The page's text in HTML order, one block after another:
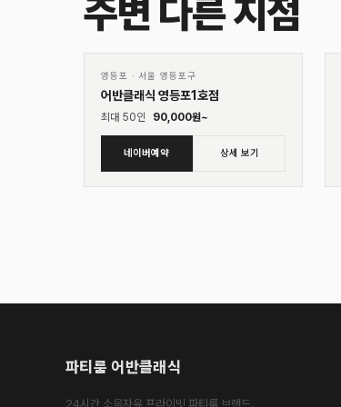
주변 다른 지점
01
영등포 · 서울 영등포구
어반클래식 영등포1호점
최대 50인 90,000원~
네이버예약 상세 보기
파티룸 어반클래식
24시간 소음자유 프라이빗 파티룸 브랜드.